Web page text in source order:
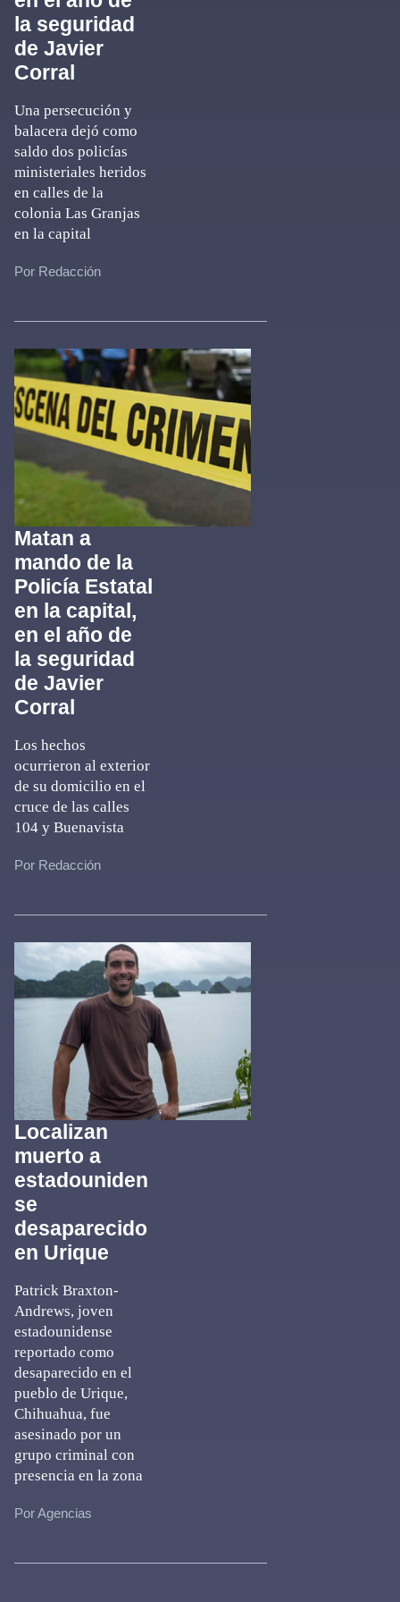
la seguridad
de Javier
Corral
Una persecución y
balacera dejó como
saldo dos policías
ministeriales heridos
en calles de la
colonia Las Granjas
en la capital
Por Redacción
Matan a
mando de la
Policía Estatal
en la capital,
en el año de
la seguridad
de Javier
Corral
Los hechos
ocurrieron al exterior
de su domicilio en el
cruce de las calles
104 y Buenavista
Por Redacción
Localizan
muerto a
estadouniden
se
desaparecido
en Urique
Patrick Braxton-
Andrews, joven
estadounidense
reportado como
desaparecido en el
pueblo de Urique,
Chihuahua, fue
asesinado por un
grupo criminal con
presencia en la zona
Por Agencias